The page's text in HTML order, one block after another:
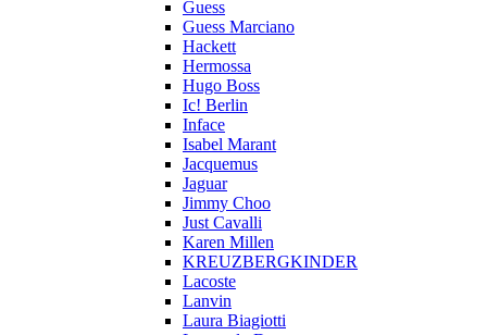
Guess
Guess Marciano
Hackett
Hermossa
Hugo Boss
Ic! Berlin
Inface
Isabel Marant
Jacquemus
Jaguar
Jimmy Choo
Just Cavalli
Karen Millen
KREUZBERGKINDER
Lacoste
Lanvin
Laura Biagiotti